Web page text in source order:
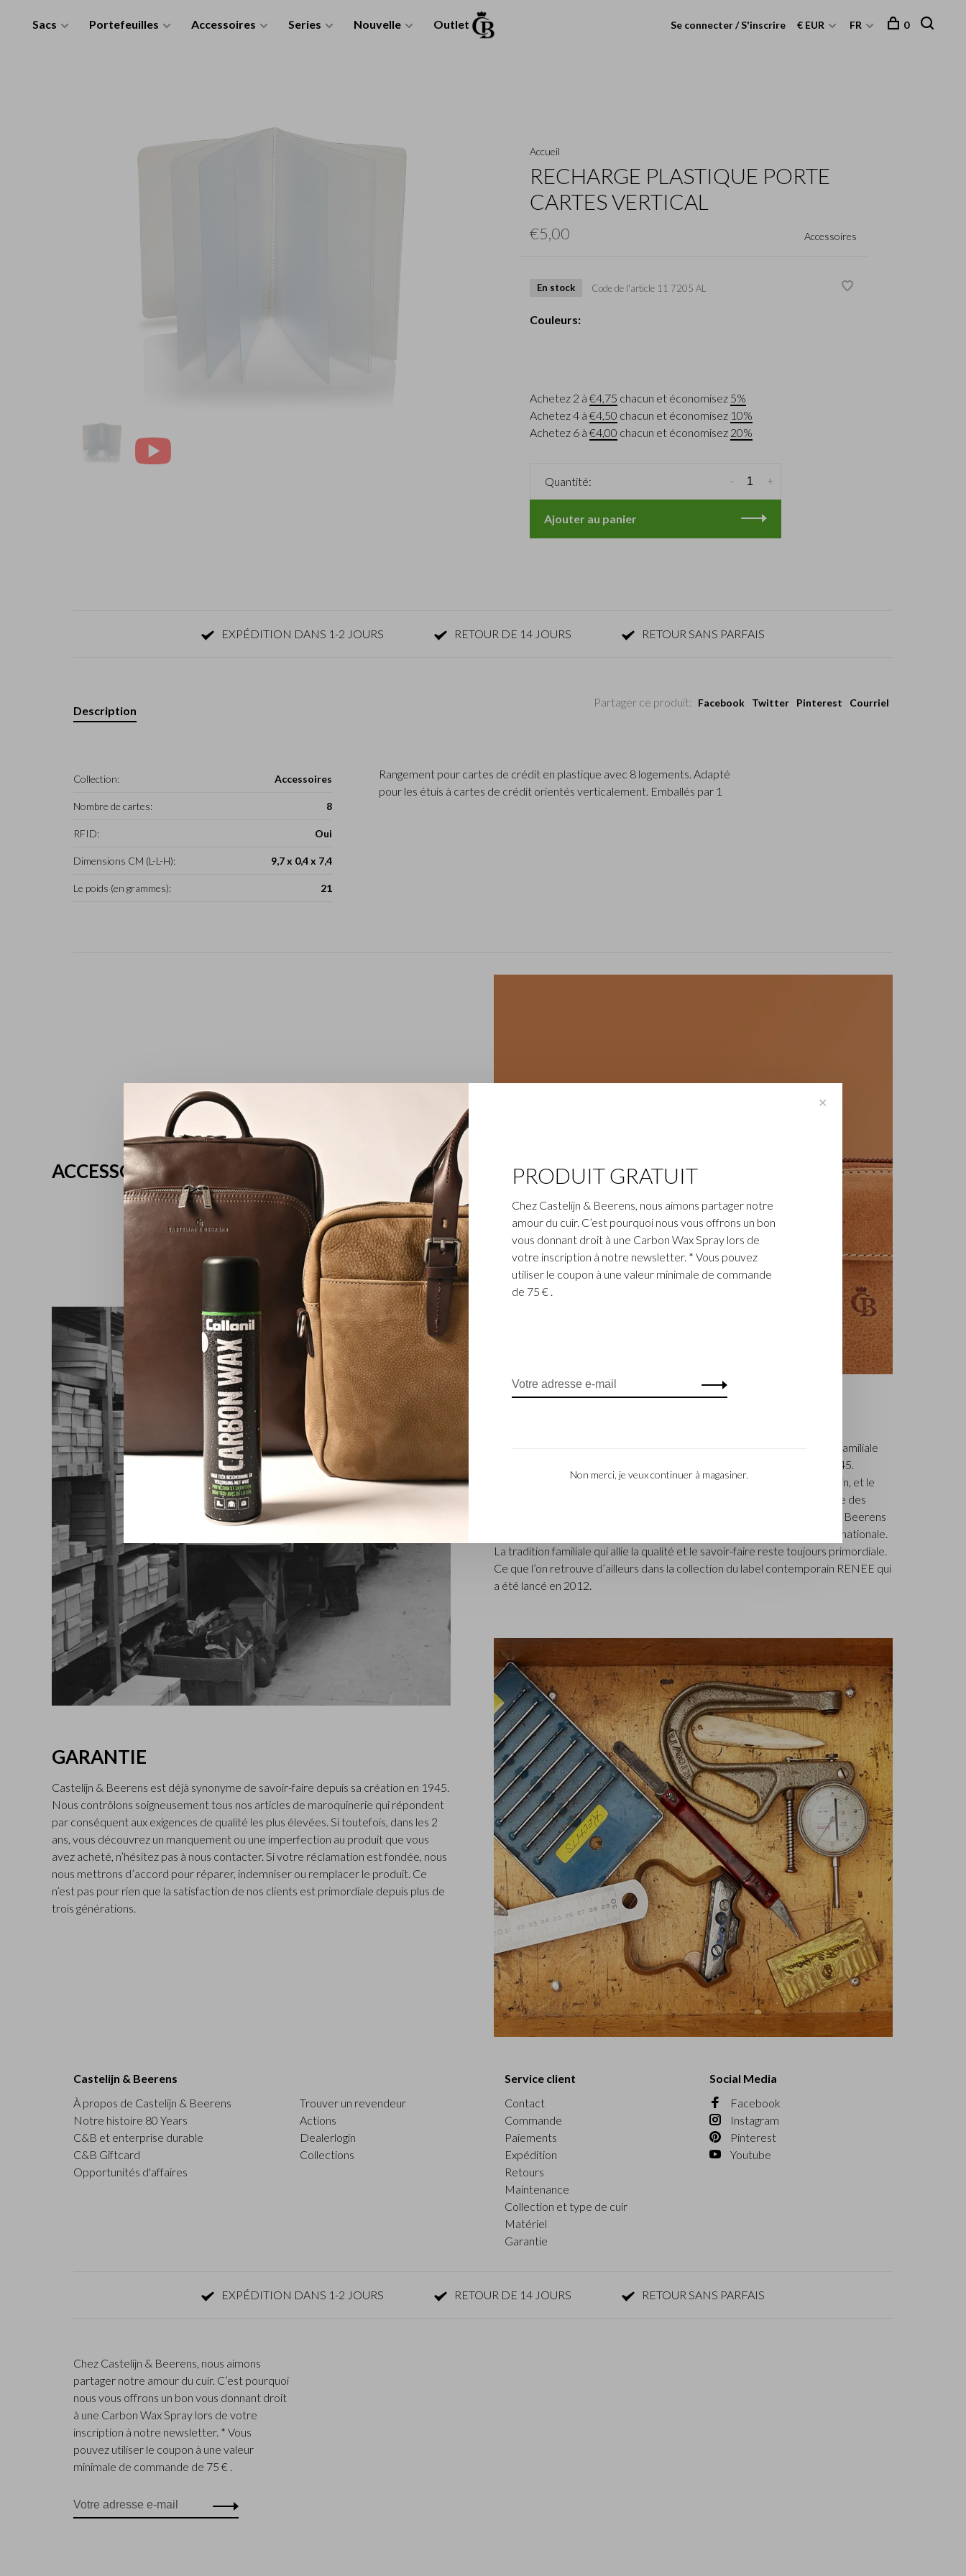
Sacs Portefeuilles Accessoires Series Nouvelle Outlet Se connecter / S'inscrire € EUR FR 0
Accueil
RECHARGE PLASTIQUE PORTE
CARTES VERTICAL
€5,00 Accessoires
En stock Code de l'article 11 7205 AL
Couleurs:
Achetez 2 à €4,75 chacun et économisez 5%
Achetez 4 à €4,50 chacun et économisez 10%
Achetez 6 à €4,00 chacun et économisez 20%
Quantité: +
-
Ajouter au panier
EXPÉDITION DANS 1-2 JOURS RETOUR DE 14 JOURS RETOUR SANS PARFAIS
Partager ce produit: Facebook Twitter Pinterest Courriel
Description
Collection: Accessoires
Nombre de cartes: 8
RFID: Oui
Dimensions CM (L-L-H): 9,7 x 0,4 x 7,4
Le poids (en grammes): 21
Rangement pour cartes de crédit en plastique avec 8 logements. Adapté
pour les étuis à cartes de crédit orientés verticalement. Emballés par 1
ACCESSOIRES
L’entreprise Castelijn & Beerens, établie à Waalwijk, est une entreprise familiale
renommée qui conçoit et fabrique de la maroquinerie de luxe depuis 1945.
L’entreprise a été créée à l’époque par le maître piqueur, Walter Castelijn, et le
coupeur de cuir, Marinus Beerens, qui décidèrent de fabriquer ensemble des
produits de maroquinerie. Depuis, la 3e génération – Babette et Martijn Beerens
– ont repris les reines et Castelijn & Beerens jouit d’une réputation internationale.
La tradition familiale qui allie la qualité et le savoir-faire reste toujours primordiale.
Ce que l’on retrouve d’ailleurs dans la collection du label contemporain RENEE qui
a été lancé en 2012.
GARANTIE
Castelijn & Beerens est déjà synonyme de savoir-faire depuis sa création en 1945.
Nous contrôlons soigneusement tous nos articles de maroquinerie qui répondent
par conséquent aux exigences de qualité les plus élevées. Si toutefois, dans les 2
ans, vous découvrez un manquement ou une imperfection au produit que vous
avez acheté, n’hésitez pas à nous contacter. Si votre réclamation est fondée, nous
nous mettrons d’accord pour réparer, indemniser ou remplacer le produit. Ce
n’est pas pour rien que la satisfaction de nos clients est primordiale depuis plus de
trois générations.
Castelijn & Beerens
À propos de Castelijn & Beerens
Notre histoire 80 Years
C&B et enterprise durable
C&B Giftcard
Opportunités d'affaires
Trouver un revendeur
Actions
Dealerlogin
Collections
Service client
Contact
Commande
Paiements
Expédition
Retours
Maintenance
Collection et type de cuir
Matériel
Garantie
Social Media
Facebook
Instagram
Pinterest
Youtube
EXPÉDITION DANS 1-2 JOURS RETOUR DE 14 JOURS RETOUR SANS PARFAIS
Chez Castelijn & Beerens, nous aimons
partager notre amour du cuir. C’est pourquoi
nous vous offrons un bon vous donnant droit
à une Carbon Wax Spray lors de votre
inscription à notre newsletter. * Vous
pouvez utiliser le coupon à une valeur
minimale de commande de 75 € .
✕
PRODUIT GRATUIT
Chez Castelijn & Beerens, nous aimons partager notre
amour du cuir. C’est pourquoi nous vous offrons un bon
vous donnant droit à une Carbon Wax Spray lors de
votre inscription à notre newsletter. * Vous pouvez
utiliser le coupon à une valeur minimale de commande
de 75 € .
Non merci, je veux continuer à magasiner.